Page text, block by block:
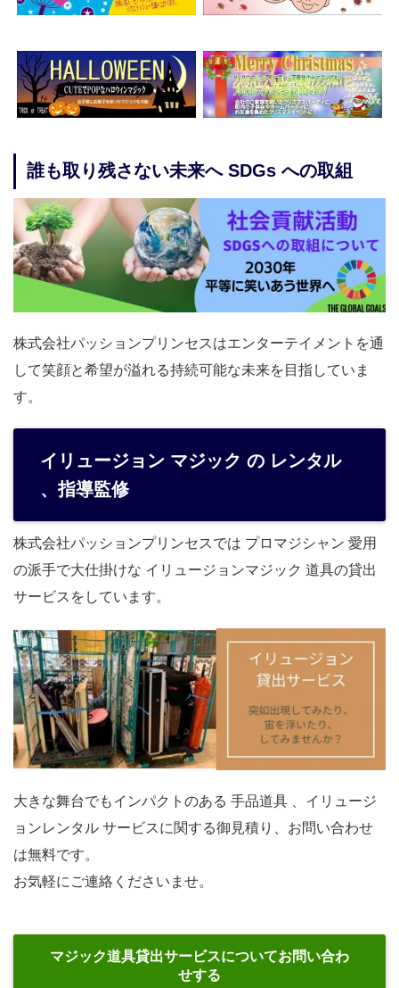
誰も取り残さない未来へ SDGs への取組
株式会社パッションプリンセスはエンターテイメントを通
して笑顔と希望が溢れる持続可能な未来を目指していま
す。
イリュージョン マジック の レンタル
、指導監修
株式会社パッションプリンセスでは プロマジシャン 愛用
の派手で大仕掛けな イリュージョンマジック 道具の貸出
サービスをしています。
大きな舞台でもインパクトのある 手品道具 、イリュージ
ョンレンタル サービスに関する御見積り、お問い合わせ
は無料です。
お気軽にご連絡くださいませ。
マジック道具貸出サービスについてお問い合わ
せする